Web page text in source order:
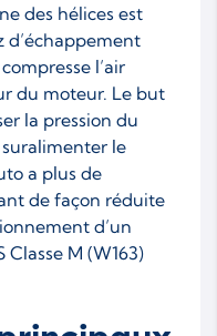
des hélices est
d’échappement
l’air
du moteur. Le but
la pression du
le
a plus de
de façon réduite
d’un
Classe M (W163)